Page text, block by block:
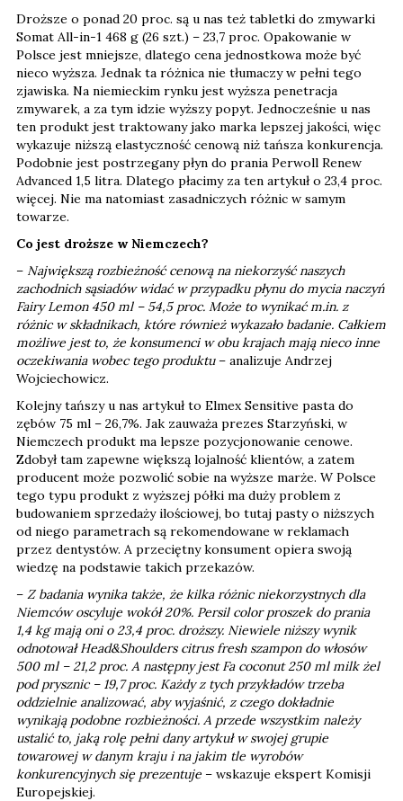
Droższe o ponad 20 proc. są u nas też tabletki do zmywarki
Somat All-in-1 468 g (26 szt.) – 23,7 proc. Opakowanie w
Polsce jest mniejsze, dlatego cena jednostkowa może być
nieco wyższa. Jednak ta różnica nie tłumaczy w pełni tego
zjawiska. Na niemieckim rynku jest wyższa penetracja
zmywarek, a za tym idzie wyższy popyt. Jednocześnie u nas
ten produkt jest traktowany jako marka lepszej jakości, więc
wykazuje niższą elastyczność cenową niż tańsza konkurencja.
Podobnie jest postrzegany płyn do prania Perwoll Renew
Advanced 1,5 litra. Dlatego płacimy za ten artykuł o 23,4 proc.
więcej. Nie ma natomiast zasadniczych różnic w samym
towarze.
Co jest droższe w Niemczech?
– Największą rozbieżność cenową na niekorzyść naszych
zachodnich sąsiadów widać w przypadku płynu do mycia naczyń
Fairy Lemon 450 ml – 54,5 proc. Może to wynikać m.in. z
różnic w składnikach, które również wykazało badanie. Całkiem
możliwe jest to, że konsumenci w obu krajach mają nieco inne
oczekiwania wobec tego produktu– analizuje Andrzej
Wojciechowicz.
Kolejny tańszy u nas artykuł to Elmex Sensitive pasta do
zębów 75 ml – 26,7%. Jak zauważa prezes Starzyński, w
Niemczech produkt ma lepsze pozycjonowanie cenowe.
Zdobył tam zapewne większą lojalność klientów, a zatem
producent może pozwolić sobie na wyższe marże. W Polsce
tego typu produkt z wyższej półki ma duży problem z
budowaniem sprzedaży ilościowej, bo tutaj pasty o niższych
od niego parametrach są rekomendowane w reklamach
przez dentystów. A przeciętny konsument opiera swoją
wiedzę na podstawie takich przekazów.
– Z badania wynika także, że kilka różnic niekorzystnych dla
Niemców oscyluje wokół 20%. Persil color proszek do prania
1,4 kg mają oni o 23,4 proc. droższy. Niewiele niższy wynik
odnotował Head&Shoulders citrus fresh szampon do włosów
500 ml – 21,2 proc. A następny jest Fa coconut 250 ml milk żel
pod prysznic – 19,7 proc. Każdy z tych przykładów trzeba
oddzielnie analizować, aby wyjaśnić, z czego dokładnie
wynikają podobne rozbieżności. A przede wszystkim należy
ustalić to, jaką rolę pełni dany artykuł w swojej grupie
towarowej w danym kraju i na jakim tle wyrobów
konkurencyjnych się prezentuje – wskazuje ekspert Komisji
Europejskiej.